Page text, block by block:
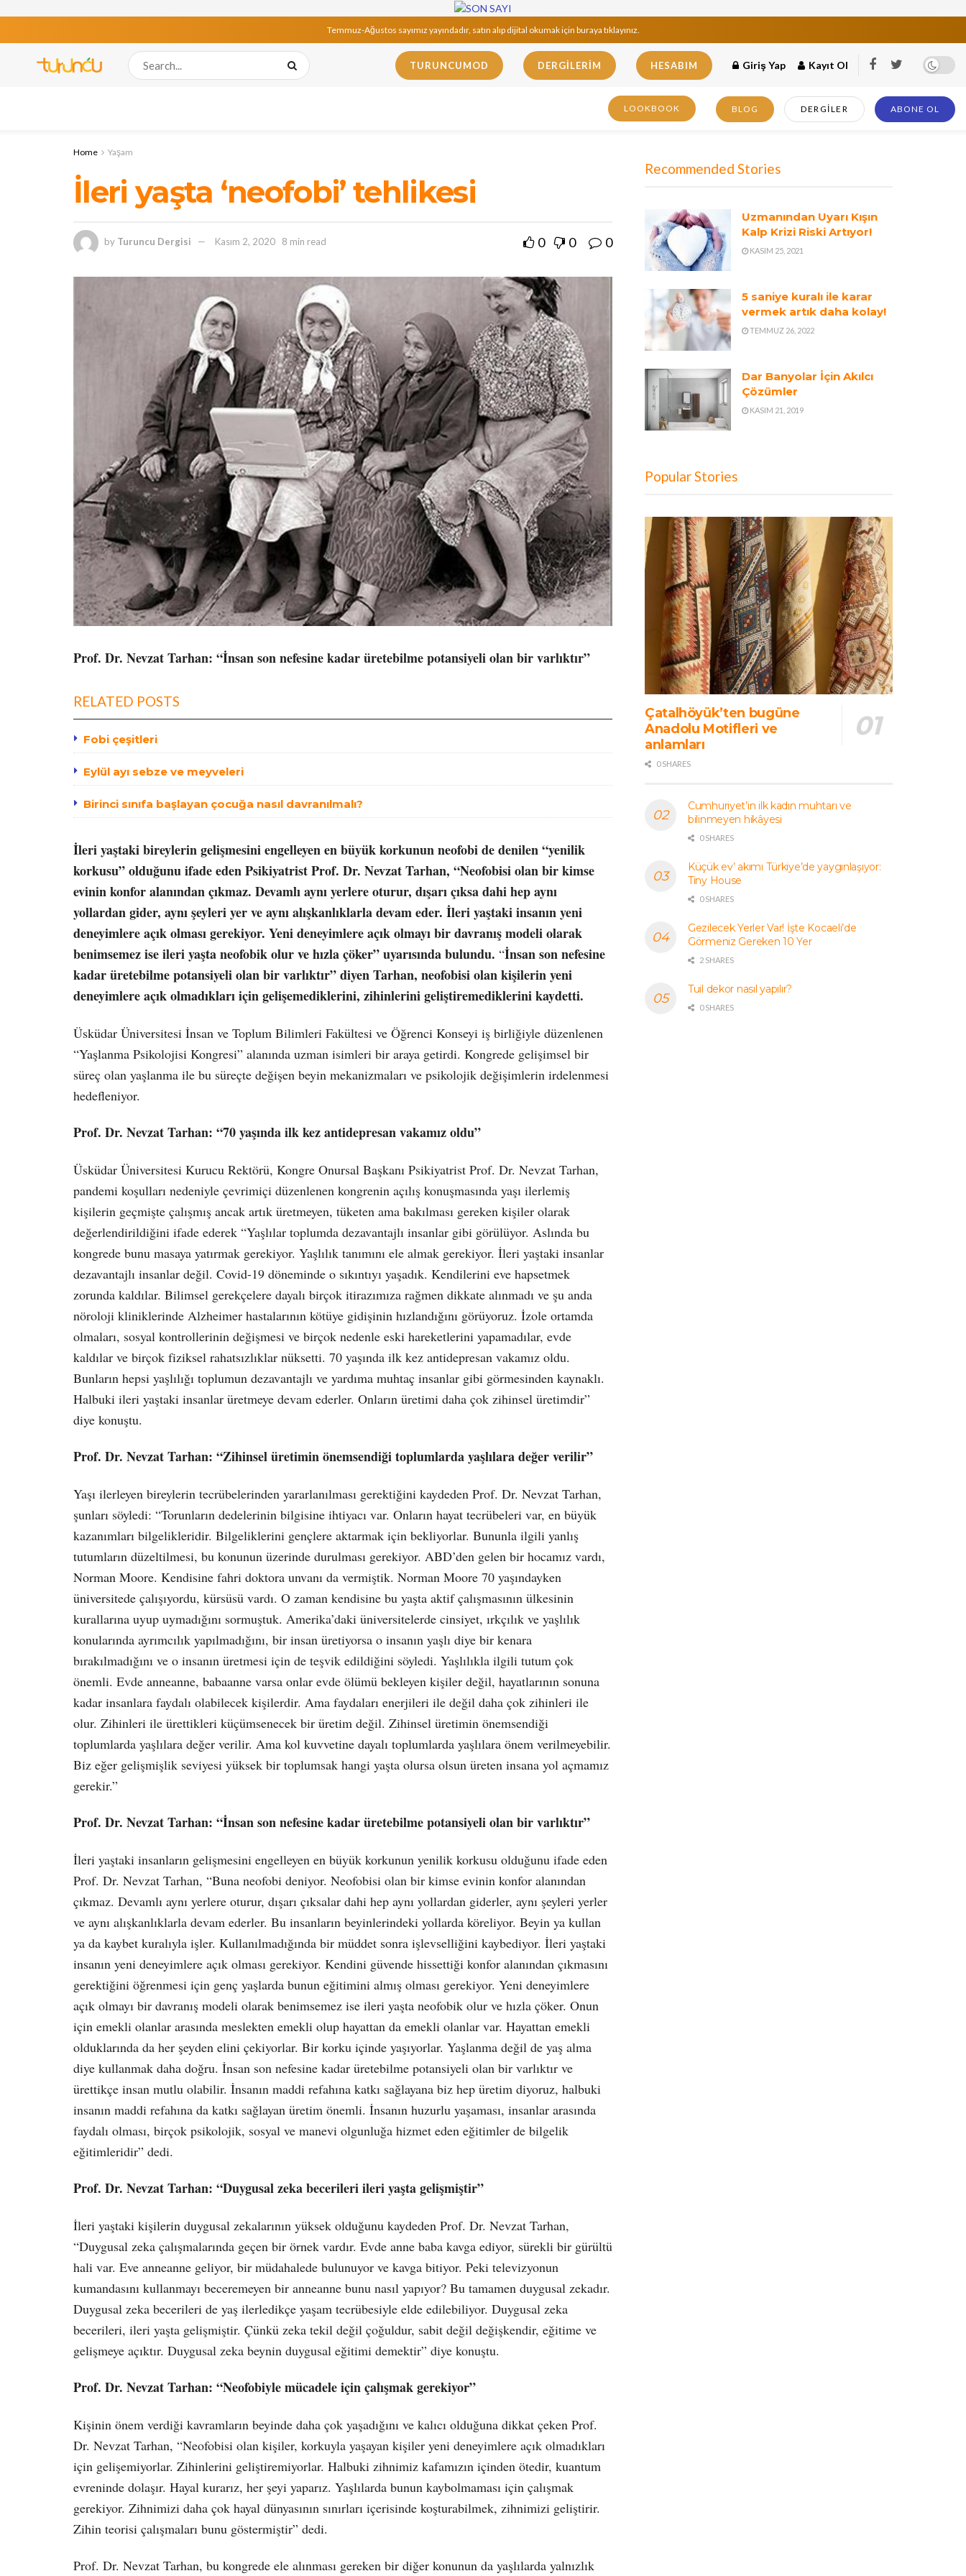
Temmuz-Ağustos sayımız yayındadır, satın alıp dijital okumak için buraya tıklayınız.
TURUNCUMOD DERGILERIM HESABIM Giriş Yap Kayıt Ol
LOOKBOOK BLOG DERGILER ABONE OL
Home Yaşam
İleri yaşta ‘neofobi’ tehlikesi
by Turuncu Dergisi Kasım 2, 2020 8 min read 0 0 0
Prof. Dr. Nevzat Tarhan: “İnsan son nefesine kadar üretebilme potansiyeli olan bir varlıktır”
RELATED POSTS
Fobi çeşitleri
Eylül ayı sebze ve meyveleri
Birinci sınıfa başlayan çocuğa nasıl davranılmalı?
İleri yaştaki bireylerin gelişmesini engelleyen en büyük korkunun neofobi de denilen “yenilik
korkusu” olduğunu ifade eden Psikiyatrist Prof. Dr. Nevzat Tarhan, “Neofobisi olan bir kimse
evinin konfor alanından çıkmaz. Devamlı aynı yerlere oturur, dışarı çıksa dahi hep aynı
yollardan gider, aynı şeyleri yer ve aynı alışkanlıklarla devam eder. İleri yaştaki insanın yeni
deneyimlere açık olması gerekiyor. Yeni deneyimlere açık olmayı bir davranış modeli olarak
benimsemez ise ileri yaşta neofobik olur ve hızla çöker” uyarısında bulundu. “İnsan son nefesine
kadar üretebilme potansiyeli olan bir varlıktır” diyen Tarhan, neofobisi olan kişilerin yeni
deneyimlere açık olmadıkları için gelişemediklerini, zihinlerini geliştiremediklerini kaydetti.
Üsküdar Üniversitesi İnsan ve Toplum Bilimleri Fakültesi ve Öğrenci Konseyi iş birliğiyle düzenlenen
“Yaşlanma Psikolojisi Kongresi” alanında uzman isimleri bir araya getirdi. Kongrede gelişimsel bir
süreç olan yaşlanma ile bu süreçte değişen beyin mekanizmaları ve psikolojik değişimlerin irdelenmesi
hedefleniyor.
Prof. Dr. Nevzat Tarhan: “70 yaşında ilk kez antidepresan vakamız oldu”
Üsküdar Üniversitesi Kurucu Rektörü, Kongre Onursal Başkanı Psikiyatrist Prof. Dr. Nevzat Tarhan,
pandemi koşulları nedeniyle çevrimiçi düzenlenen kongrenin açılış konuşmasında yaşı ilerlemiş
kişilerin geçmişte çalışmış ancak artık üretmeyen, tüketen ama bakılması gereken kişiler olarak
değerlendirildiğini ifade ederek “Yaşlılar toplumda dezavantajlı insanlar gibi görülüyor. Aslında bu
kongrede bunu masaya yatırmak gerekiyor. Yaşlılık tanımını ele almak gerekiyor. İleri yaştaki insanlar
dezavantajlı insanlar değil. Covid-19 döneminde o sıkıntıyı yaşadık. Kendilerini eve hapsetmek
zorunda kaldılar. Bilimsel gerekçelere dayalı birçok itirazımıza rağmen dikkate alınmadı ve şu anda
nöroloji kliniklerinde Alzheimer hastalarının kötüye gidişinin hızlandığını görüyoruz. İzole ortamda
olmaları, sosyal kontrollerinin değişmesi ve birçok nedenle eski hareketlerini yapamadılar, evde
kaldılar ve birçok fiziksel rahatsızlıklar nüksetti. 70 yaşında ilk kez antidepresan vakamız oldu.
Bunların hepsi yaşlılığı toplumun dezavantajlı ve yardıma muhtaç insanlar gibi görmesinden kaynaklı.
Halbuki ileri yaştaki insanlar üretmeye devam ederler. Onların üretimi daha çok zihinsel üretimdir”
diye konuştu.
Prof. Dr. Nevzat Tarhan: “Zihinsel üretimin önemsendiği toplumlarda yaşlılara değer verilir”
Yaşı ilerleyen bireylerin tecrübelerinden yararlanılması gerektiğini kaydeden Prof. Dr. Nevzat Tarhan,
şunları söyledi: “Torunların dedelerinin bilgisine ihtiyacı var. Onların hayat tecrübeleri var, en büyük
kazanımları bilgelikleridir. Bilgeliklerini gençlere aktarmak için bekliyorlar. Bununla ilgili yanlış
tutumların düzeltilmesi, bu konunun üzerinde durulması gerekiyor. ABD’den gelen bir hocamız vardı,
Norman Moore. Kendisine fahri doktora unvanı da vermiştik. Norman Moore 70 yaşındayken
üniversitede çalışıyordu, kürsüsü vardı. O zaman kendisine bu yaşta aktif çalışmasının ülkesinin
kurallarına uyup uymadığını sormuştuk. Amerika’daki üniversitelerde cinsiyet, ırkçılık ve yaşlılık
konularında ayrımcılık yapılmadığını, bir insan üretiyorsa o insanın yaşlı diye bir kenara
bırakılmadığını ve o insanın üretmesi için de teşvik edildiğini söyledi. Yaşlılıkla ilgili tutum çok
önemli. Evde anneanne, babaanne varsa onlar evde ölümü bekleyen kişiler değil, hayatlarının sonuna
kadar insanlara faydalı olabilecek kişilerdir. Ama faydaları enerjileri ile değil daha çok zihinleri ile
olur. Zihinleri ile ürettikleri küçümsenecek bir üretim değil. Zihinsel üretimin önemsendiği
toplumlarda yaşlılara değer verilir. Ama kol kuvvetine dayalı toplumlarda yaşlılara önem verilmeyebilir.
Biz eğer gelişmişlik seviyesi yüksek bir toplumsak hangi yaşta olursa olsun üreten insana yol açmamız
gerekir.”
Prof. Dr. Nevzat Tarhan: “İnsan son nefesine kadar üretebilme potansiyeli olan bir varlıktır”
İleri yaştaki insanların gelişmesini engelleyen en büyük korkunun yenilik korkusu olduğunu ifade eden
Prof. Dr. Nevzat Tarhan, “Buna neofobi deniyor. Neofobisi olan bir kimse evinin konfor alanından
çıkmaz. Devamlı aynı yerlere oturur, dışarı çıksalar dahi hep aynı yollardan giderler, aynı şeyleri yerler
ve aynı alışkanlıklarla devam ederler. Bu insanların beyinlerindeki yollarda köreliyor. Beyin ya kullan
ya da kaybet kuralıyla işler. Kullanılmadığında bir müddet sonra işlevselliğini kaybediyor. İleri yaştaki
insanın yeni deneyimlere açık olması gerekiyor. Kendini güvende hissettiği konfor alanından çıkmasını
gerektiğini öğrenmesi için genç yaşlarda bunun eğitimini almış olması gerekiyor. Yeni deneyimlere
açık olmayı bir davranış modeli olarak benimsemez ise ileri yaşta neofobik olur ve hızla çöker. Onun
için emekli olanlar arasında meslekten emekli olup hayattan da emekli olanlar var. Hayattan emekli
olduklarında da her şeyden elini çekiyorlar. Bir korku içinde yaşıyorlar. Yaşlanma değil de yaş alma
diye kullanmak daha doğru. İnsan son nefesine kadar üretebilme potansiyeli olan bir varlıktır ve
ürettikçe insan mutlu olabilir. İnsanın maddi refahına katkı sağlayana biz hep üretim diyoruz, halbuki
insanın maddi refahına da katkı sağlayan üretim önemli. İnsanın huzurlu yaşaması, insanlar arasında
faydalı olması, birçok psikolojik, sosyal ve manevi olgunluğa hizmet eden eğitimler de bilgelik
eğitimleridir” dedi.
Prof. Dr. Nevzat Tarhan: “Duygusal zeka becerileri ileri yaşta gelişmiştir”
İleri yaştaki kişilerin duygusal zekalarının yüksek olduğunu kaydeden Prof. Dr. Nevzat Tarhan,
“Duygusal zeka çalışmalarında geçen bir örnek vardır. Evde anne baba kavga ediyor, sürekli bir gürültü
hali var. Eve anneanne geliyor, bir müdahalede bulunuyor ve kavga bitiyor. Peki televizyonun
kumandasını kullanmayı beceremeyen bir anneanne bunu nasıl yapıyor? Bu tamamen duygusal zekadır.
Duygusal zeka becerileri de yaş ilerledikçe yaşam tecrübesiyle elde edilebiliyor. Duygusal zeka
becerileri, ileri yaşta gelişmiştir. Çünkü zeka tekil değil çoğuldur, sabit değil değişkendir, eğitime ve
gelişmeye açıktır. Duygusal zeka beynin duygusal eğitimi demektir” diye konuştu.
Prof. Dr. Nevzat Tarhan: “Neofobiyle mücadele için çalışmak gerekiyor”
Kişinin önem verdiği kavramların beyinde daha çok yaşadığını ve kalıcı olduğuna dikkat çeken Prof.
Dr. Nevzat Tarhan, “Neofobisi olan kişiler, korkuyla yaşayan kişiler yeni deneyimlere açık olmadıkları
için gelişemiyorlar. Zihinlerini geliştiremiyorlar. Halbuki zihnimiz kafamızın içinden ötedir, kuantum
evreninde dolaşır. Hayal kurarız, her şeyi yaparız. Yaşlılarda bunun kaybolmaması için çalışmak
gerekiyor. Zihnimizi daha çok hayal dünyasının sınırları içerisinde koşturabilmek, zihnimizi geliştirir.
Zihin teorisi çalışmaları bunu göstermiştir” dedi.
Prof. Dr. Nevzat Tarhan, bu kongrede ele alınması gereken bir diğer konunun da yaşlılarda yalnızlık
Recommended Stories
Uzmanından Uyarı Kışın
Kalp Krizi Riski Artıyor!
KASIM 25, 2021
5 saniye kuralı ile karar
vermek artık daha kolay!
TEMMUZ 26, 2022
Dar Banyolar İçin Akılcı
Çözümler
KASIM 21, 2019
Popular Stories
Çatalhöyük’ten bugüne
Anadolu Motifleri ve
anlamları
0 SHARES
Cumhuriyet’in ilk kadın muhtarı ve
bilinmeyen hikâyesi
0 SHARES
Küçük ev’ akımı Türkiye’de yaygınlaşıyor:
Tiny House
0 SHARES
Gezilecek Yerler Var! İşte Kocaeli’de
Görmeniz Gereken 10 Yer
2 SHARES
Tuil dekor nasıl yapılır?
0 SHARES